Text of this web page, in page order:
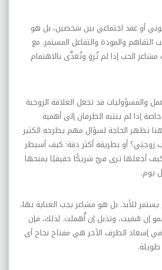
أو عقد اجتماعي بين شخصين، بل هو
التفاهم والمودة والتفاعل المستمر. مع
الحب إذا لم تُروَ وتُغذَّى بالاهتمام
والمسؤوليات قد تجعل العلاقة الزوجية
خاصة إذا لم ينتبه الطرفان إلى أهمية
تظهر الحاجة لسؤال مهم يطرحه الكثير
زوجتي؟ أو بطريقة أكثر دقة: كيف أسيطر
أجعلها ترى فيّ شريكًا حقيقيًا يمنحها
يوم.
للأبد. بل هو مشاعر يجب العناية بها،
إن سُقيت، وتذبل إن أُهملت. لذلك، فإن
في إسعاد الطرف الآخر هي مفتاح نجاح أي